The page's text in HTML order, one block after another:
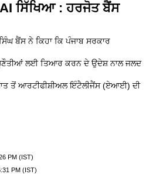
ਸਿੱਖਿਆ : ਹਰਜੋਤ ਬੈਂਸ
ਬੈਂਸ ਨੇ ਕਿਹਾ ਕਿ ਪੰਜਾਬ ਸਰਕਾਰ
ਲਈ ਤਿਆਰ ਕਰਨ ਦੇ ਉਦੇਸ਼ ਨਾਲ ਜਲਦ
ਤੋਂ ਆਰਟੀਫੀਸ਼ੀਅਲ ਇੰਟੈਲੀਜੈਂਸ (ਏਆਈ) ਦੀ
PM (IST)
PM (IST)